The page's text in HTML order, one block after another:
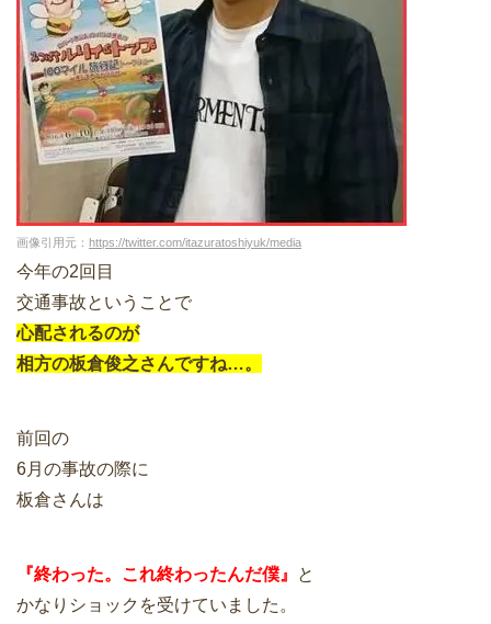
画像引用元： https://twitter.com/itazuratoshiyuk/media
今年の2回目
交通事故ということで
心配されるのが
相方の板倉俊之さんですね…。
前回の
6月の事故の際に
板倉さんは
『終わった。これ終わったんだ僕』
と
かなりショックを受けていました。